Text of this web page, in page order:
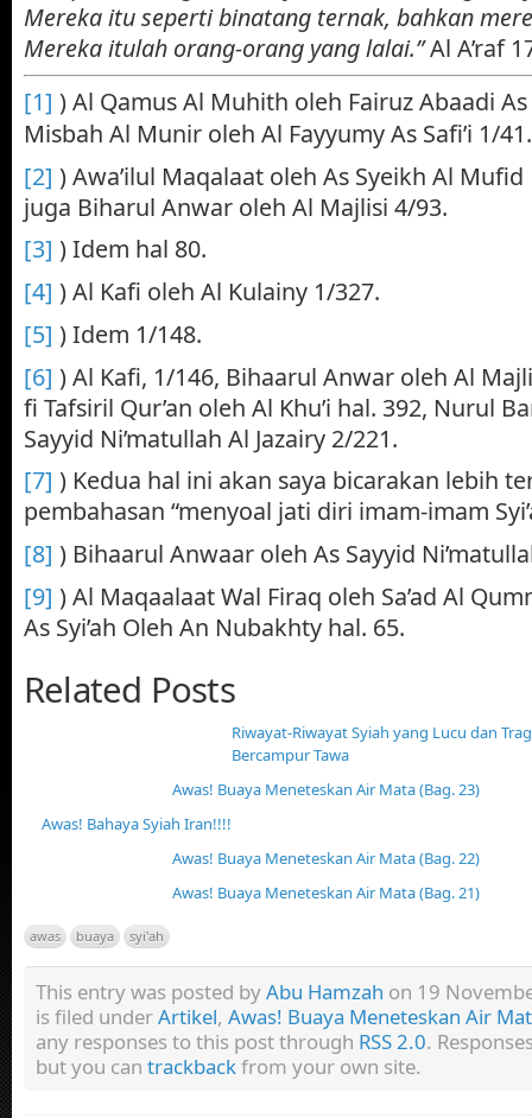
Mereka itu seperti binatang ternak, bahkan
Mereka itulah orang-orang yang lalai.”Al A’raf
[1] ) Al Qamus Al Muhith oleh Fairuz Abaadi
Misbah Al Munir oleh Al Fayyumy As Safi’i 1/41.
[2] ) Awa’ilul Maqalaat oleh As Syeikh Al Mufid
juga Biharul Anwar oleh Al Majlisi 4/93.
[3] ) Idem hal 80.
[4] ) Al Kafi oleh Al Kulainy 1/327.
[5] ) Idem 1/148.
[6] ) Al Kafi, 1/146, Bihaarul Anwar oleh Al
fi Tafsiril Qur’an oleh Al Khu’i hal. 392, Nurul
Sayyid Ni’matullah Al Jazairy 2/221.
[7] ) Kedua hal ini akan saya bicarakan lebih
pembahasan “menyoal jati diri imam-imam
[8] ) Bihaarul Anwaar oleh As Sayyid
[9] ) Al Maqaalaat Wal Firaq oleh Sa’ad Al
As Syi’ah Oleh An Nubakhty hal. 65.
Related Posts
Riwayat-Riwayat Syiah yang Lucu dan
Bercampur Tawa
Awas! Buaya Meneteskan Air Mata (Bag. 23)
Awas! Bahaya Syiah Iran!!!!
Awas! Buaya Meneteskan Air Mata (Bag. 22)
Awas! Buaya Meneteskan Air Mata (Bag. 21)
awas buaya syi'ah
This entry was posted byAbu Hamzah on 19
is filed underArtikel, Awas! Buaya Meneteskan Air
any responses to this post through RSS 2.0.
but you can trackbackfrom your own site.